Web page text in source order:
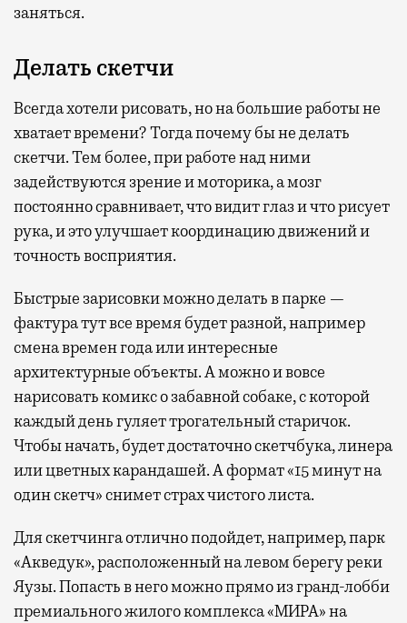
заняться.
Делать скетчи
Всегда хотели рисовать, но на большие работы не
хватает времени? Тогда почему бы не делать
скетчи. Тем более, при работе над ними
задействуются зрение и моторика, а мозг
постоянно сравнивает, что видит глаз и что рисует
рука, и это улучшает координацию движений и
точность восприятия.
Быстрые зарисовки можно делать в парке —
фактура тут все время будет разной, например
смена времен года или интересные
архитектурные объекты. А можно и вовсе
нарисовать комикс о забавной собаке, с которой
каждый день гуляет трогательный старичок.
Чтобы начать, будет достаточно скетчбука, линера
или цветных карандашей. А формат «15 минут на
один скетч» снимет страх чистого листа.
Для скетчинга отлично подойдет, например, парк
«Акведук», расположенный на левом берегу реки
Яузы. Попасть в него можно прямо из гранд-лобби
премиального жилого комплекса «МИРА» на